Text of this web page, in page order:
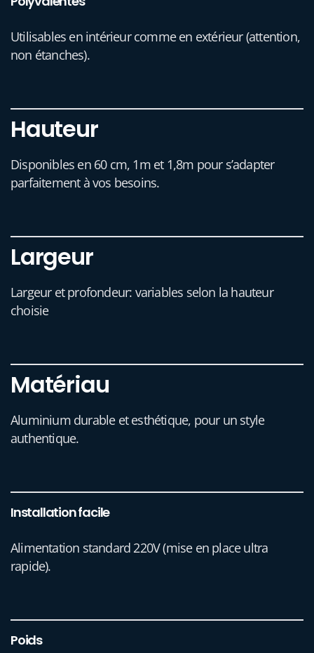
Utilisables en intérieur comme en extérieur (attention,
non étanches).
Hauteur
Disponibles en 60 cm, 1m et 1,8m pour s’adapter
parfaitement à vos besoins.
Largeur
Largeur et profondeur: variables selon la hauteur
choisie
Matériau
Aluminium durable et esthétique, pour un style
authentique.
Installation facile
Alimentation standard 220V (mise en place ultra
rapide).
Poids